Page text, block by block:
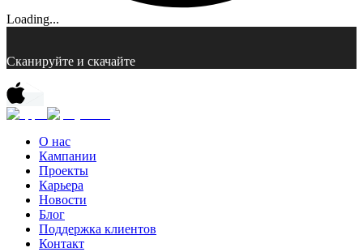
Loading...
Сканируйте и скачайте
О нас
Кампании
Проекты
Карьера
Новости
Блог
Поддержка клиентов
Контакт